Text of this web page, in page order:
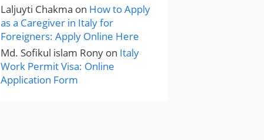
Laljuyti Chakma on How to Apply
as a Caregiver in Italy for
Foreigners: Apply Online Here
Md. Sofikul islam Rony on Italy
Work Permit Visa: Online
Application Form